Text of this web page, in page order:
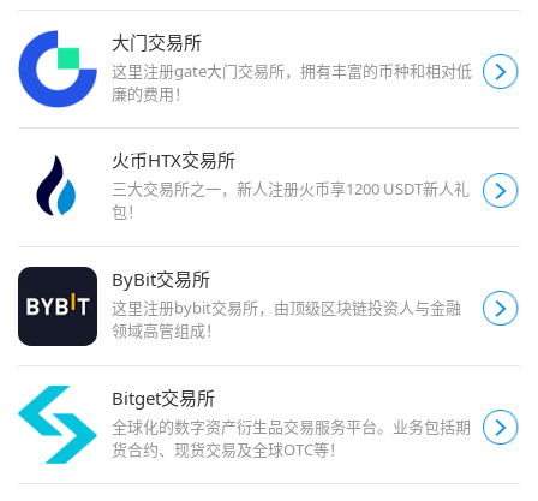
大门交易所
这里注册gate大门交易所，拥有丰富的币种和相对低
廉的费用！
火币HTX交易所
三大交易所之一，新人注册火币享1200 USDT新人礼
包！
ByBit交易所
这里注册bybit交易所，由顶级区块链投资人与金融
领域高管组成！
Bitget交易所
全球化的数字资产衍生品交易服务平台。业务包括期
货合约、现货交易及全球OTC等！